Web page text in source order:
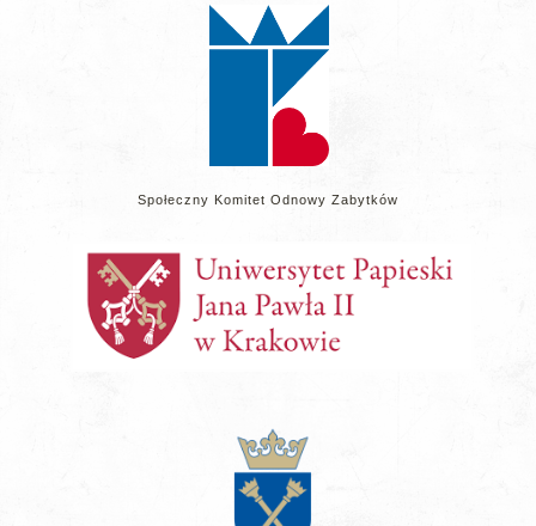
Społeczny Komitet Odnowy Zabytków